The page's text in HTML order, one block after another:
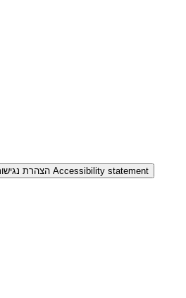
Accessibility statement